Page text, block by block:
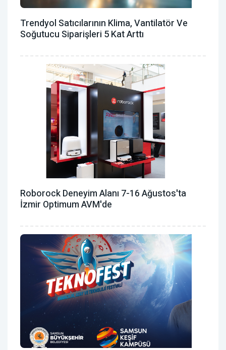
Trendyol Satıcılarının Klima, Vantilatör ‎ve
Soğutucu Siparişleri 5 Kat Arttı
Roborock Deneyim Alanı 7-16 Ağustos'ta
İzmir Optimum AVM'de